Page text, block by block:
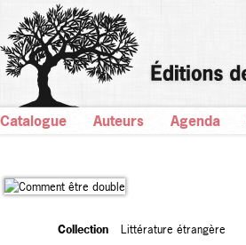
Catalogue Auteurs Agenda
Collection
Littérature étrangère